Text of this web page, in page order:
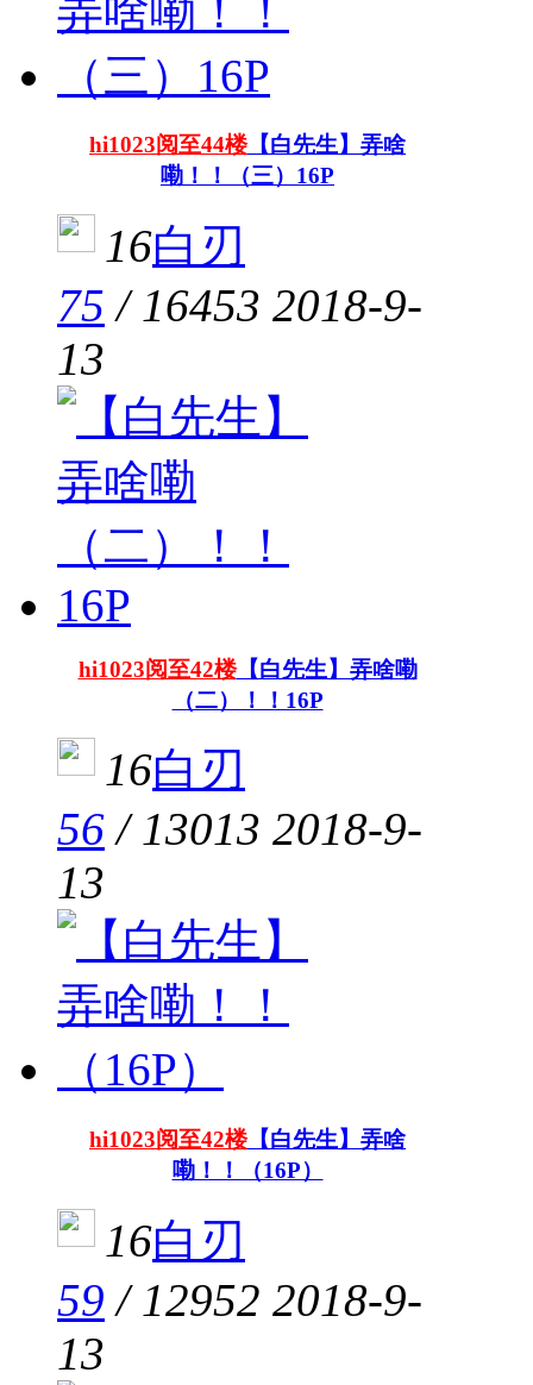
hi1023阅至44楼【白先生】弄啥
嘞！！（三）16P
16白刃
75 / 16453 2018-9-
13
hi1023阅至42楼【白先生】弄啥嘞
（二）！！16P
16白刃
56 / 13013 2018-9-
13
hi1023阅至42楼【白先生】弄啥
嘞！！（16P）
16白刃
59 / 12952 2018-9-
13